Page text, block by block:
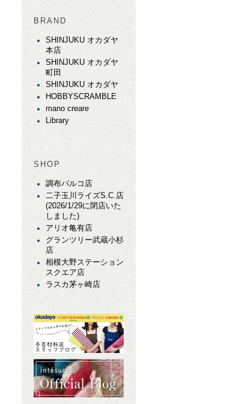
BRAND
SHINJUKU オカダヤ
本店
SHINJUKU オカダヤ
町田
SHINJUKU オカダヤ
HOBBYSCRAMBLE
mano creare
Library
SHOP
調布パルコ店
二子玉川ライズS.C.店
(2026/1/29に閉店いた
しました)
アリオ亀有店
グランツリー武蔵小杉
店
相模大野ステーション
スクエア店
ラスカ茅ヶ崎店